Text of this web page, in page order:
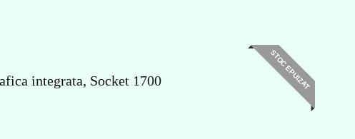
STOC EPUIZAT
integrata, Socket 1700